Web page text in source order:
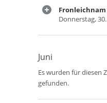
Donnerstag,
Juni
Es wurden für diesen
gefunden.